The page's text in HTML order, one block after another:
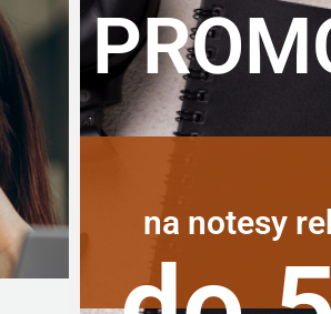
na notesy